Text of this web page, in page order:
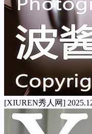
[XIUREN秀人网]